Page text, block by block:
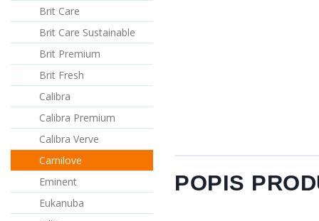
Brit Care
Brit Care Sustainable
Brit Premium
Brit Fresh
Calibra
Calibra Premium
Calibra Verve
Carnilove
Eminent
Eukanuba
POPIS